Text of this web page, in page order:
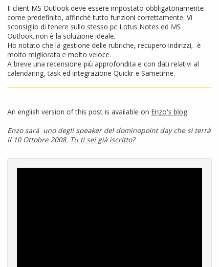
Il client MS Outlook deve essere impostato obbligatoriamente
come predefinito, affinchè tutto funzioni correttamente. Vi
sconsiglio di tenere sullo stesso pc Lotus Notes ed MS
Outlook..non è la soluzione ideale.
Ho notato che la gestione delle rubriche, recupero indirizzi, è
molto migliorata e molto veloce.
A breve una recensione più approfondita e con dati relativi al
calendaring, task ed integrazione Quickr e Sametime.
An english version of this post is available on Enzo's blog.
Enzo sarà uno degli speaker del dominopoint day che si terrà
il 10 Ottobre 2008. Tu ti sei già iscritto?